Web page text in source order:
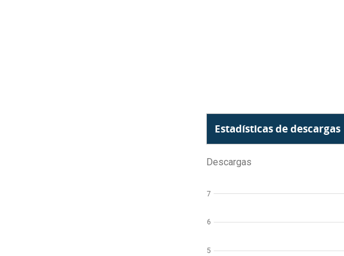
Estadísticas de descargas
Descargas
5
6
7